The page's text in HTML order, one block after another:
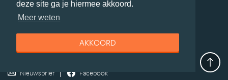
deze site ga je hiermee akkoord.
Meer weten
AKKOORD
© Getaway Travel
Privacy statement Disclaimer
Nieuwsbrief
Facebook